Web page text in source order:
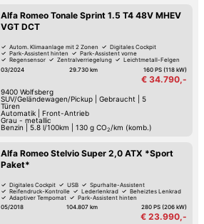
Alfa Romeo Tonale Sprint 1.5 T4 48V MHEV
VGT DCT
Autom. Klimaanlage mit 2 Zonen
Digitales Cockpit
Park-Assistent hinten
Park-Assistent vorne
Regensensor
Zentralverriegelung
Leichtmetall-Felgen
Elektrische Fensterheber
03/2024 29.730 km 160 PS (118 kW)
€ 34.790,-
9400 Wolfsberg
SUV/Geländewagen/Pickup| Gebraucht
5
Türen
Automatik| Front-Antrieb
Grau - metallic
Benzin
5.8 l/100km 130 g CO2 /km (komb.)
Alfa Romeo Stelvio Super 2,0 ATX *Sport
Paket*
Digitales Cockpit USB
Spurhalte-Assistent
Reifendruck-Kontrolle
Lederlenkrad
Beheiztes Lenkrad
Adaptiver Tempomat
Park-Assistent hinten
05/2018
104.807 km 280 PS (206 kW)
€ 23.990,-